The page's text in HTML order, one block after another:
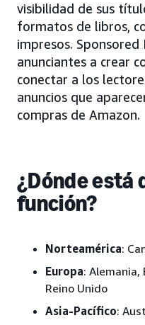
visibilidad de sus
formatos de libros,
impresos.
anunciantes a crear
conectar a los
anuncios que
compras de Amazon.
¿Dónde está
función?
Norteamérica:
Europa: Alemania,
Reino Unido
Asia-Pacífico: